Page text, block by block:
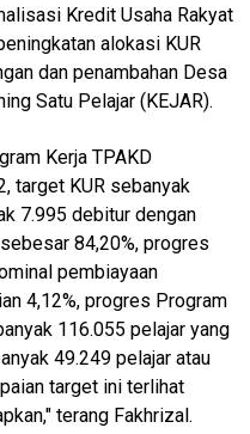
Kredit Usaha Rakyat
alokasi KUR
dan penambahan Desa
Satu Pelajar (KEJAR).
Kerja TPAKD
target KUR sebanyak
7.995 debitur dengan
84,20%, progres
pembiayaan
4,12%, progres Program
116.055 pelajar yang
49.249 pelajar atau
target ini terlihat
terang Fakhrizal.